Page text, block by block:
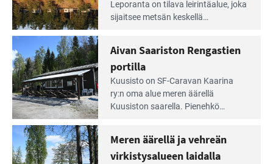
Leirintäoppaan
artikkeli:
Lampien
rannalla
pääsee
irti
arjesta
Leporanta on tilava leirintäalue, joka
sijaitsee metsän kes­kellä
tarjoaa ympäris­töineen kauniit
maisemat ja loistavat virkistäytymis­
mahdollisuudet.
Lue
Leirintäoppaan
artikkeli:
Aivan
Saariston
Rengastien
portilla
Aivan Saariston Rengastien
portilla
Kuusisto on SF-Caravan Kaarina
ry:n oma alue meren äärellä
Kuusiston saarella. Pie­nehkö
Meren äärellä ja vehreän
virkistysalueen laidalla